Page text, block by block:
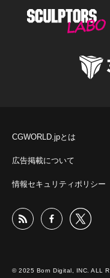
CGWORLD.jpとは
広告掲載について
情報セキュリティポリシー
© 2025 Born Digital, INC. ALL